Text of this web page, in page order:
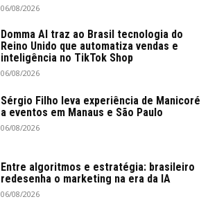
06/08/2026
Domma AI traz ao Brasil tecnologia do
Reino Unido que automatiza vendas e
inteligência no TikTok Shop
06/08/2026
Sérgio Filho leva experiência de Manicoré
a eventos em Manaus e São Paulo
06/08/2026
Entre algoritmos e estratégia: brasileiro
redesenha o marketing na era da IA
06/08/2026